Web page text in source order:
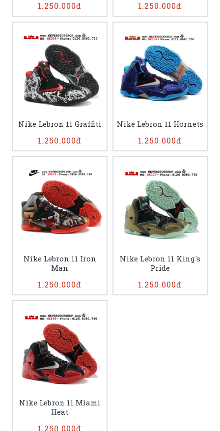
1.250.000đ 1.250.000đ
Nike Lebron 11 Graffiti
1.250.000đ
Nike Lebron 11 Hornets
1.250.000đ
Nike Lebron 11 Iron
Man
1.250.000đ
Nike Lebron 11 King's
Pride
1.250.000đ
Nike Lebron 11 Miami
Heat
1.250.000đ